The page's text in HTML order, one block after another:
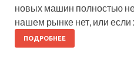
новых машин полностью
нашем рынке нет, или
ПОДРОБНЕЕ